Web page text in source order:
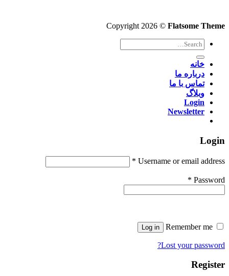
Copyright 2026 © Flatsome Theme
Search
for:
خانه
درباره ما
تماس با ما
وبلاگ
Login
Newsletter
Login
Username or email address
*
Password
*
Remember me
Log in
Lost your password?
Register